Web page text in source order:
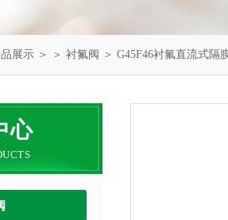
展示 ＞ ＞ 衬氟阀 ＞ G45F46衬氟直流式隔
心